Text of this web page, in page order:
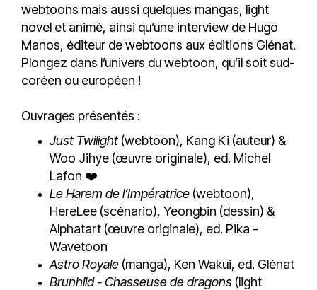
webtoons mais aussi quelques mangas, light
novel et animé, ainsi qu’une interview de Hugo
Manos, éditeur de webtoons aux éditions Glénat.
Plongez dans l’univers du webtoon, qu’il soit sud-
coréen ou européen !
Ouvrages présentés :
Just Twilight (webtoon), Kang Ki (auteur) &
Woo Jihye (œuvre originale), ed. Michel
Lafon ❤️
Le Harem de l’Impératrice (webtoon),
HereLee (scénario), Yeongbin (dessin) &
Alphatart (œuvre originale), ed. Pika -
Wavetoon
Astro Royale (manga), Ken Wakui, ed. Glénat
Brunhild - Chasseuse de dragons (light